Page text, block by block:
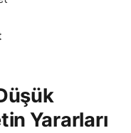
Yararları